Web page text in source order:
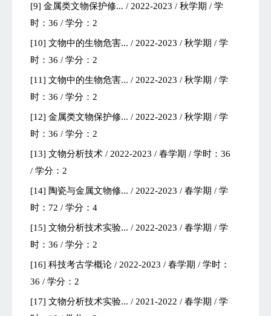
[9] 金属类文物保护修... / 2022-2023 / 秋学期 / 学
时：36 / 学分：2
[10] 文物中的生物危害... / 2022-2023 / 秋学期 / 学
时：36 / 学分：2
[11] 文物中的生物危害... / 2022-2023 / 秋学期 / 学
时：36 / 学分：2
[12] 金属类文物保护修... / 2022-2023 / 秋学期 / 学
时：36 / 学分：2
[13] 文物分析技术 / 2022-2023 / 春学期 / 学时：36
/ 学分：2
[14] 陶瓷与金属文物修... / 2022-2023 / 春学期 / 学
时：72 / 学分：4
[15] 文物分析技术实验... / 2022-2023 / 春学期 / 学
时：36 / 学分：2
[16] 科技考古学概论 / 2022-2023 / 春学期 / 学时：
36 / 学分：2
[17] 文物分析技术实验... / 2021-2022 / 春学期 / 学